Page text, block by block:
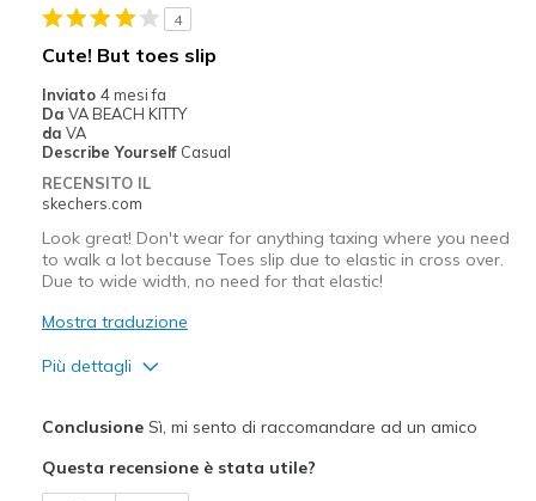
Need Break In
Migliori Utilizzi:
Casual Wear
Special Occasions
Width
Feels too narrow
Sizing
Feels half size too small
View On Shoes
4
Cute! But toes slip
Inviato 4 mesi fa
Da VA BEACH KITTY
da VA
Describe Yourself Casual
RECENSITO IL
skechers.com
Look great! Don't wear for anything taxing where you need
to walk a lot because Toes slip due to elastic in cross over.
Due to wide width, no need for that elastic!
Mostra traduzione
Più dettagli
Breathe Well
ConclusioneSì, mi sento di raccomandare ad un amico
Questa recensione è stata utile?